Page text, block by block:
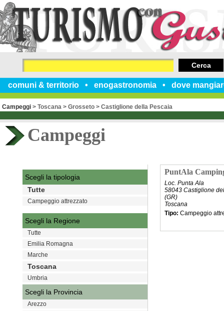
comuni & territorio enogastronomia dove
Cerca
Campeggi > Toscana > Grosseto > Castiglione della Pescaia
Campeggi
PuntAla
Loc. Punta Ala
58043 Castiglione
(GR)
Toscana
Tipo: Campeggio
Scegli la tipologia
Tutte
Campeggio attrezzato
Scegli la Regione
Tutte
Emilia Romagna
Marche
Toscana
Umbria
Scegli la Provincia
Arezzo